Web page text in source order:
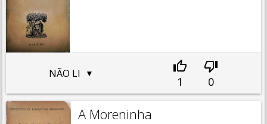
NÃO LI
1 0
A Moreninha